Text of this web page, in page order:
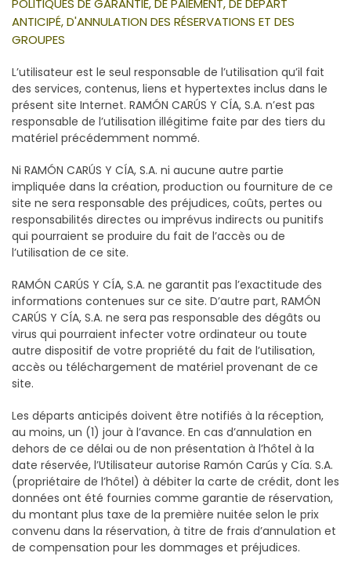
POLITIQUES DE GARANTIE, DE PAIEMENT, DE DEPART
ANTICIPÉ, D'ANNULATION DES RÉSERVATIONS ET DES
GROUPES
L’utilisateur est le seul responsable de l’utilisation qu’il fait
des services, contenus, liens et hypertextes inclus dans le
présent site Internet. RAMÓN CARÚS Y CÍA, S.A. n’est pas
responsable de l’utilisation illégitime faite par des tiers du
matériel précédemment nommé.
Ni RAMÓN CARÚS Y CÍA, S.A. ni aucune autre partie
impliquée dans la création, production ou fourniture de ce
site ne sera responsable des préjudices, coûts, pertes ou
responsabilités directes ou imprévus indirects ou punitifs
qui pourraient se produire du fait de l’accès ou de
l’utilisation de ce site.
RAMÓN CARÚS Y CÍA, S.A. ne garantit pas l’exactitude des
informations contenues sur ce site. D’autre part, RAMÓN
CARÚS Y CÍA, S.A. ne sera pas responsable des dégâts ou
virus qui pourraient infecter votre ordinateur ou toute
autre dispositif de votre propriété du fait de l’utilisation,
accès ou téléchargement de matériel provenant de ce
site.
Les départs anticipés doivent être notifiés à la réception,
au moins, un (1) jour à l’avance. En cas d’annulation en
dehors de ce délai ou de non présentation à l’hôtel à la
date réservée, l’Utilisateur autorise Ramón Carús y Cía. S.A.
(propriétaire de l’hôtel) à débiter la carte de crédit, dont les
données ont été fournies comme garantie de réservation,
du montant plus taxe de la première nuitée selon le prix
convenu dans la réservation, à titre de frais d’annulation et
de compensation pour les dommages et préjudices.